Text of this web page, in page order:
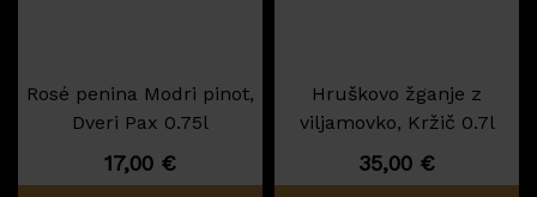
Rosé penina Modri pinot,
Dveri Pax 0.75l
17,00 €
Hruškovo žganje z
viljamovko, Kržič 0.7l
35,00 €